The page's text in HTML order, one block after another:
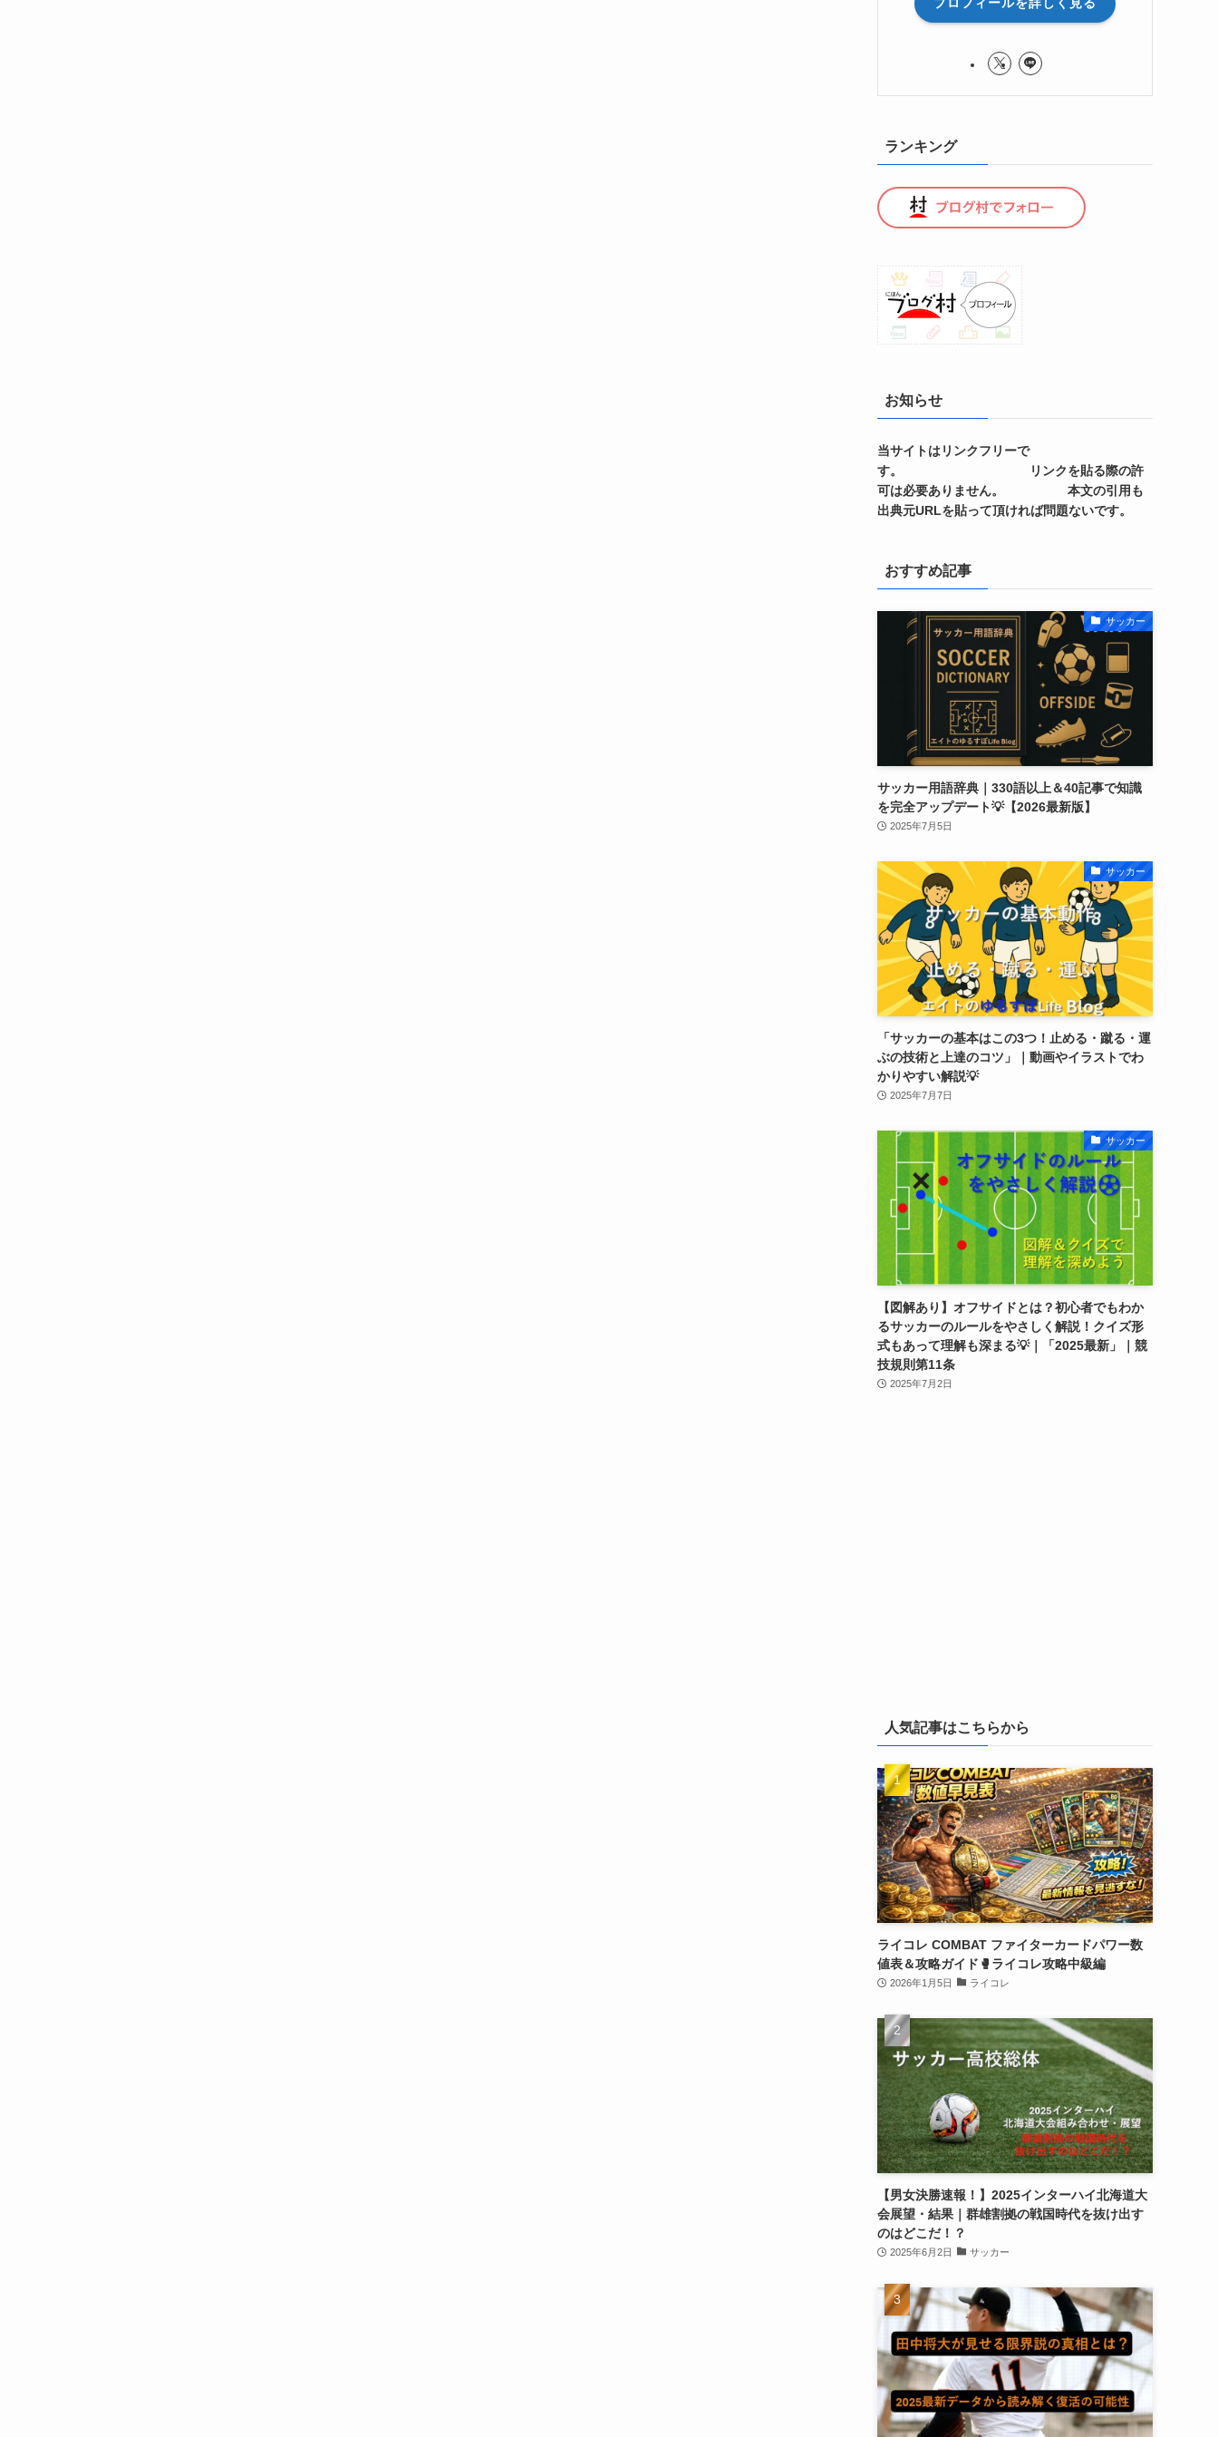
ランキング
お知らせ
当サイトはリンクフリーで
す。 リンクを貼る際の許
可は必要ありません。 本文の引用も
出典元URLを貼って頂ければ問題ないです。
おすすめ記事
サッカー
サッカー用語辞典｜330語以上＆40記事で知識
を完全アップデート💡【2026最新版】
2025年7月5日
サッカー
「サッカーの基本はこの3つ！止める・蹴る・運
ぶの技術と上達のコツ」｜動画やイラストでわ
かりやすい解説💡
2025年7月7日
サッカー
【図解あり】オフサイドとは？初心者でもわか
るサッカーのルールをやさしく解説！クイズ形
式もあって理解も深まる💡｜「2025最新」｜競
技規則第11条
2025年7月2日
人気記事はこちらから
ライコレ COMBAT ファイターカードパワー数
値表＆攻略ガイド🥊ライコレ攻略中級編
2026年1月5日 ライコレ
【男女決勝速報！】2025インターハイ北海道大
会展望・結果｜群雄割拠の戦国時代を抜け出す
のはどこだ！？
2025年6月2日 サッカー